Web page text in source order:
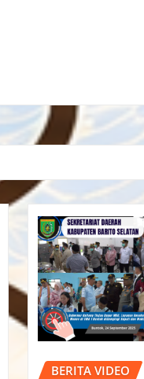
BERITA VIDEO